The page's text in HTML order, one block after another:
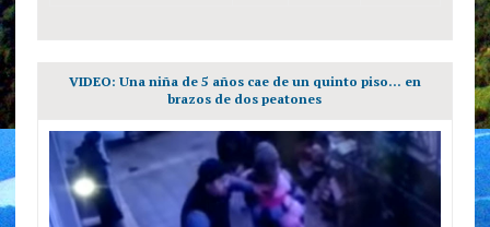
VIDEO: Una niña de 5 años cae de un quinto piso… en
brazos de dos peatones